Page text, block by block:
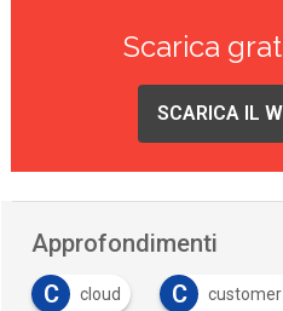
Scarica
SCARICA IL
Approfondimenti
C
cloud C